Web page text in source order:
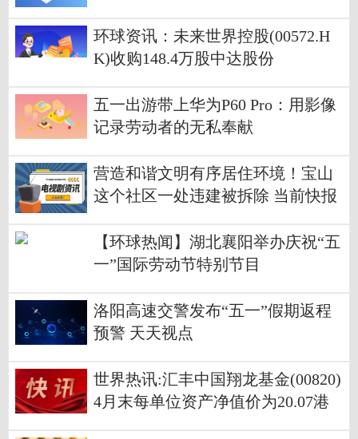
环球资讯：未来世界控股(00572.H
K)收购148.4万股中达股份
五一出游带上华为P60 Pro：用影像
记录劳动者的无私奉献
营造和谐文明有序居住环境！宝山
这个社区一处违建被拆除 当前快报
【环球热闻】湖北襄阳举办庆祝“五
一”国际劳动节特别节目
洛阳高速交警发布“五一”假期返程
预警 天天视点
世界热讯:汇丰中国翔龙基金(00820)
4月末每单位资产净值价为20.07港